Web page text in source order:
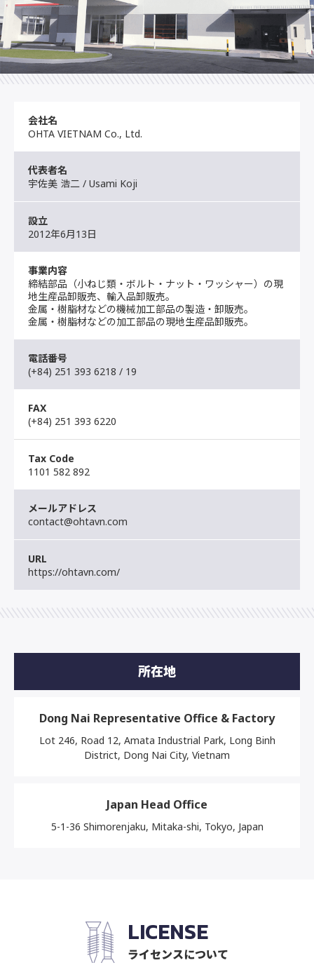
会社名
OHTA VIETNAM Co., Ltd.
代表者名
宇佐美 浩二 / Usami Koji
設立
2012年6月13日
事業内容
締結部品（小ねじ類・ボルト・ナット・ワッシャー）の現
地生産品卸販売、輸入品卸販売。
金属・樹脂材などの機械加工部品の製造・卸販売。
金属・樹脂材などの加工部品の現地生産品卸販売。
電話番号
(+84) 251 393 6218 / 19
FAX
(+84) 251 393 6220
Tax Code
1101 582 892
メールアドレス
contact@ohtavn.com
URL
https://ohtavn.com/
所在地
Dong Nai Representative Office & Factory
Lot 246, Road 12, Amata Industrial Park, Long Binh
District, Dong Nai City, Vietnam
Japan Head Office
5-1-36 Shimorenjaku, Mitaka-shi, Tokyo, Japan
LICENSE
ライセンスについて